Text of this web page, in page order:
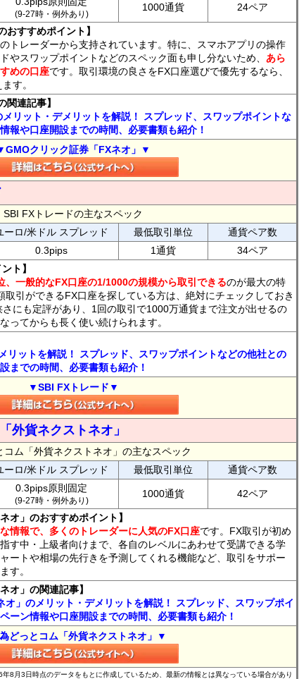
(9-27時・例外あり)
1000通貨 24ペア
おすすめポイント】
トレーダーから支持されています。特に、スマホアプリの操作
やスワップポイントなどのスペック面も申し分ないため、 あら
めの口座です。取引環境の良さをFX口座選びで優先するなら、
す。
関連記事】
リット・デメリットを解説！ スプレッド、スワップポイントな
報や口座開設までの時間、必要書類も紹介！
クリック証券「FXネオ」▼
SBI FXトレードの主なスペック
ーロ/米ドル スプレッド 最低取引単位
通貨ペア数
0.3pips 1通貨
34ペア
ト】
、一般的なFX口座の1/1000の規模から取引できるのが最大の特
引ができるFX口座を探している方は、絶対にチェックしておき
にも定評があり、1回の取引で1000万通貨まで注文が出せるの
ってからも長く使い続けられます。
リットを解説！ スプレッド、スワップポイントなどの他社との
までの時間、必要書類も紹介！
▼SBI FXトレード▼
外貨ネクストネオ」
コム「外貨ネクストネオ」の主なスペック
ーロ/米ドル スプレッド 最低取引単位
通貨ペア数
0.3pips原則固定
(9-27時・例外あり)
1000通貨 42ペア
オ」のおすすめポイント】
情報で、多くのトレーダーに人気のFX口座です。FX取引が初め
す中・上級者向けまで、各自のレベルにあわせて受講できる学
ートや相場の先行きを予測してくれる機能など、取引をサポー
す。
オ」の関連記事】
」のメリット・デメリットを解説！ スプレッド、スワップポイ
ーン情報や口座開設までの時間、必要書類も紹介！
どっとコム「外貨ネクストネオ」▼
8月3日時点のデータをもとに作成しているため、最新の情報とは異なっている場合があり